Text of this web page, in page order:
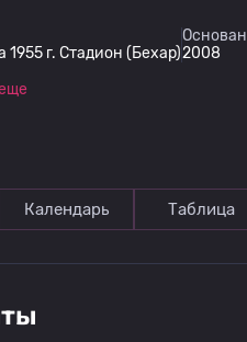
1955 г. Стадион (Бехар)
Основан
2008
Календарь Таблица